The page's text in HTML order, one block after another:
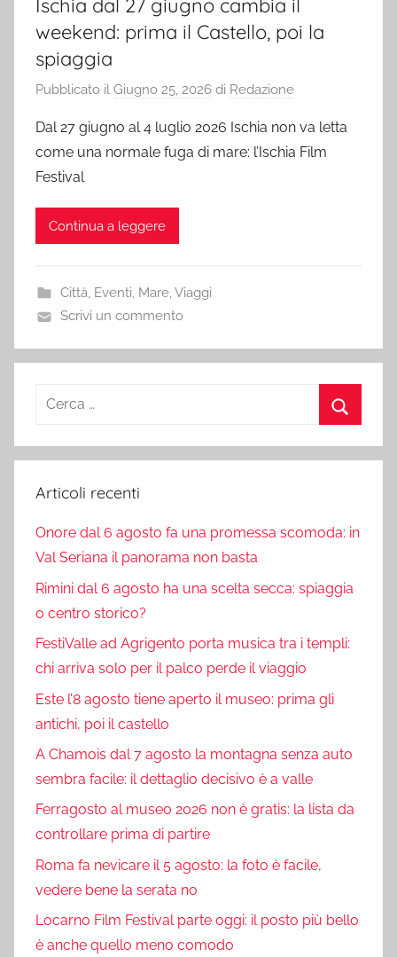
Ischia dal 27 giugno cambia il
weekend: prima il Castello, poi la
spiaggia
Pubblicato il Giugno 25, 2026 di Redazione
Dal 27 giugno al 4 luglio 2026 Ischia non va letta
come una normale fuga di mare: l’Ischia Film
Festival
Continua a leggere
Città, Eventi, Mare,Viaggi
Scrivi un commento
Ricerca
Articoli recenti
Onore dal 6 agosto fa una promessa scomoda: in
Val Seriana il panorama non basta
Rimini dal 6 agosto ha una scelta secca: spiaggia
o centro storico?
FestiValle ad Agrigento porta musica tra i templi:
chi arriva solo per il palco perde il viaggio
Este l’8 agosto tiene aperto il museo: prima gli
antichi, poi il castello
A Chamois dal 7 agosto la montagna senza auto
sembra facile: il dettaglio decisivo è a valle
Ferragosto al museo 2026 non è gratis: la lista da
controllare prima di partire
Roma fa nevicare il 5 agosto: la foto è facile,
vedere bene la serata no
Locarno Film Festival parte oggi: il posto più bello
è anche quello meno comodo